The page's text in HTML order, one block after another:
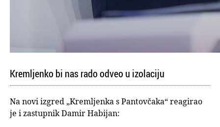
Kremljenko bi nas rado odveo u izolaciju
Na novi izgred „Kremljenka s Pantovčaka“ reagirao
je i zastupnik Damir Habijan: